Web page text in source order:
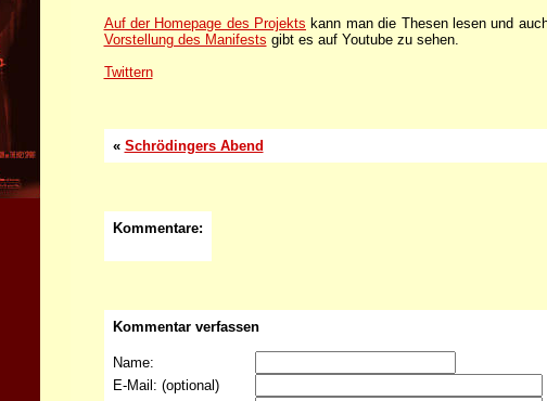
Auf der Homepage des Projekts kann man die Thesen lesen und
Vorstellung des Manifests gibt es auf Youtube zu sehen.
Twittern
« Schrödingers Abend
Kommentare:
Kommentar verfassen
Name:
E-Mail: (optional)